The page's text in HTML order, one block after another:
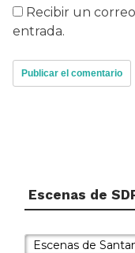
Recibir un
entrada.
Escenas de
Escenas de